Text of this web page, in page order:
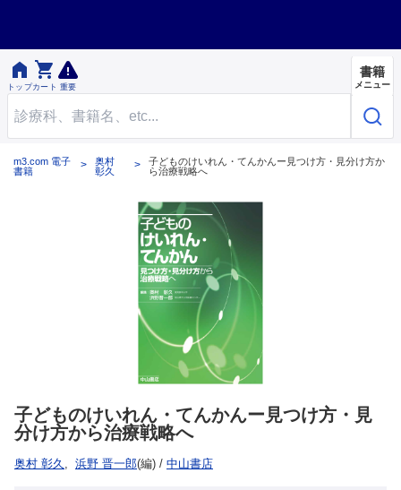

トップ

カート 重要
書籍
メニュー
m3.com 電子
書籍
奥村
彰久
子どものけいれん・てんかんー見つけ方・見分け方か
ら治療戦略へ
子どものけいれん・てんかんー見つけ方・見
分け方から治療戦略へ
奥村 彰久 , 浜野 晋一郎(編) / 中山書店